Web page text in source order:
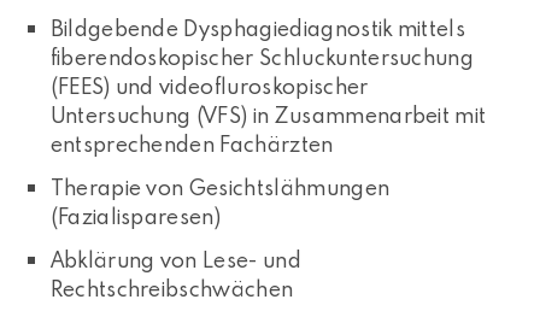
Bildgebende Dysphagiediagnostik mittels
fiberendoskopischer Schluckuntersuchung
(FEES) und videofluroskopischer
Untersuchung (VFS) in Zusammenarbeit mit
entsprechenden Fachärzten
Therapie von Gesichtslähmungen
(Fazialisparesen)
Abklärung von Lese- und
Rechtschreibschwächen